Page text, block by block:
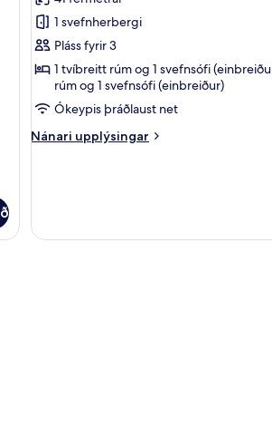
myndir
fyrir
Glæsileg
svíta
1 svefnherbergi
Pláss fyrir 3
1 tvíbreitt rúm og 1 svefnsófi
rúm og 1 svefnsófi (einbreiður)
Ókeypis þráðlaust net
Nánari upplýsingar
Nánari